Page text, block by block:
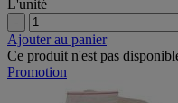
L'unité
-
Ajouter au panier
Ce produit n'est pas
Promotion